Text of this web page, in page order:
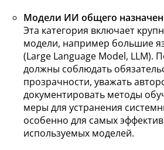
Модели ИИ общего
Эта категория включает
модели, например большие
(Large Language Model, LLM).
должны соблюдать
прозрачности, уважать
документировать методы
меры для устранения
особенно для самых
используемых моделей.